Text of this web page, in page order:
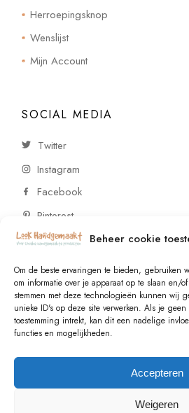
Beheer cookie
Om de beste ervaringen te bieden, gebruiken
om informatie over je apparaat op te slaan en/
stemmen met deze technologieën kunnen wij
unieke ID's op deze site verwerken. Als je
toestemming intrekt, kan dit een nadelige
functies en mogelijkheden.
Accepteren
Weigeren
Herroepingsknop
Wenslijst
Mijn Account
SOCIAL MEDIA
Twitter
Instagram
Facebook
Pinterest
CONTACT
Vragen of wensen? Neem
+31 (0)6 229 021 29